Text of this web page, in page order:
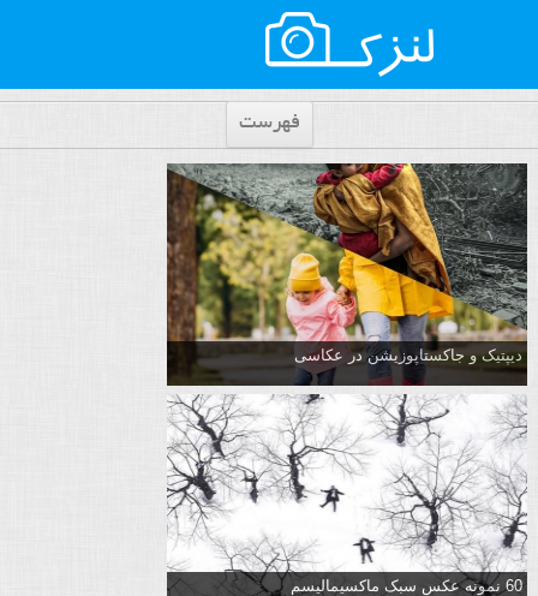
فهرست
دیپتیک و جاکستا‌پوزیشن در عکاسی
60 نمونه عکس سبک ماکسیمالیسم